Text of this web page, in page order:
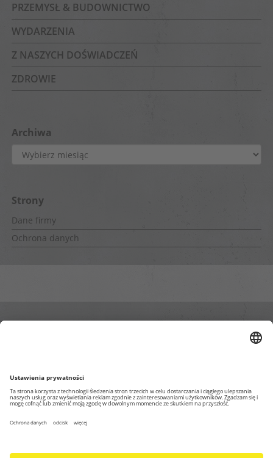
PRZEMYSŁ & BUDOWNICTWO
WYDARZENIA
Z NASZYCH DOŚWIADCZEŃ
ZDROWIE
Archiwa
Archiwa
Strony
Dane firmy
Ochrona danych
Wewnętrzne strony
Impressum
Ochrona danych osobowych